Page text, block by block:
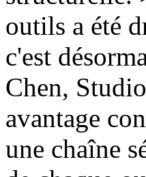
outils a été
c'est
Chen,
avantage
une chaîne